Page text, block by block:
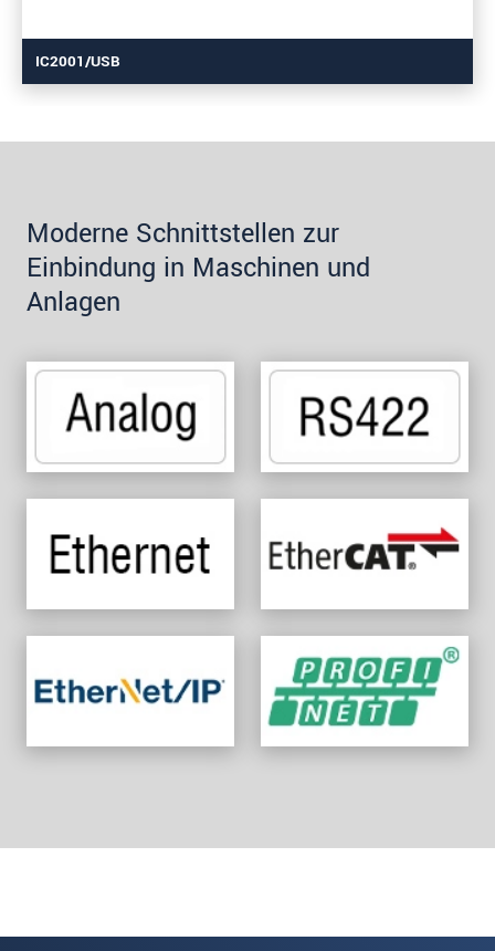
IC2001/USB
Moderne Schnittstellen zur
Einbindung in Maschinen und
Anlagen